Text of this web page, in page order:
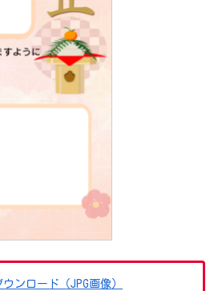
ンロード（JPG画像）